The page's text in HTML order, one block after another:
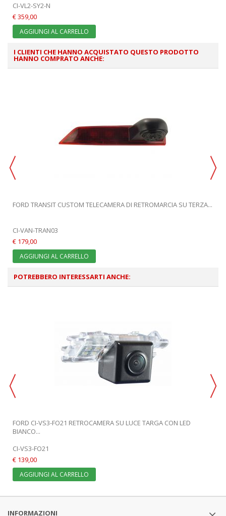
CI-VL2-SY2-N
€ 359,00
AGGIUNGI AL CARRELLO
I CLIENTI CHE HANNO ACQUISTATO QUESTO PRODOTTO
HANNO COMPRATO ANCHE:
FORD TRANSIT CUSTOM TELECAMERA DI RETROMARCIA SU TERZA...
CI-VAN-TRAN03
€ 179,00
AGGIUNGI AL CARRELLO
POTREBBERO INTERESSARTI ANCHE:
FORD CI-VS3-FO21 RETROCAMERA SU LUCE TARGA CON LED
BIANCO...
CI-VS3-FO21
€ 139,00
AGGIUNGI AL CARRELLO
INFORMAZIONI